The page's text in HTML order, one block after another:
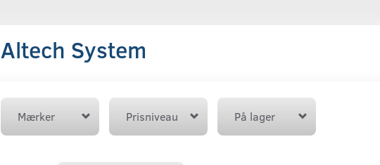
Altech System
Mærker Prisniveau På lager